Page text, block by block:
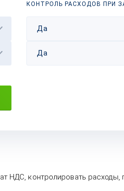
КОНТРОЛЬ РАСХОДОВ ПРИ
Да
Да
НДС, контролировать расходы,